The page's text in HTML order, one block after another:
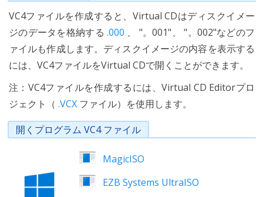
VC4ファイルを作成すると、Virtual CDはディスクイメー
ジのデータを格納する.000 、 "。001"、 "。002"などのフ
ァイルも作成します。ディスクイメージの内容を表示する
には、VC4ファイルをVirtual CDで開くことができます。
注：VC4ファイルを作成するには、Virtual CD Editorプロ
ジェクト（ .VCX ファイル）を使用します。
開くプログラム VC4 ファイル
MagicISO
EZB Systems UltraISO